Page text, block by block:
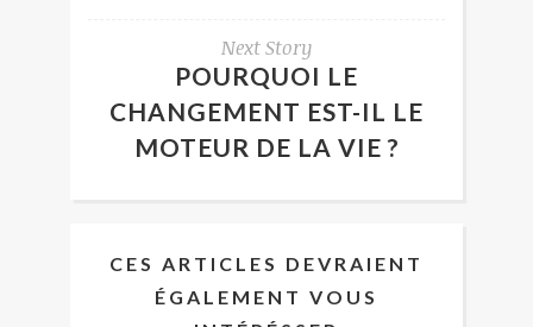
Next Story
POURQUOI LE
CHANGEMENT EST-IL LE
MOTEUR DE LA VIE ?
CES ARTICLES DEVRAIENT
ÉGALEMENT VOUS